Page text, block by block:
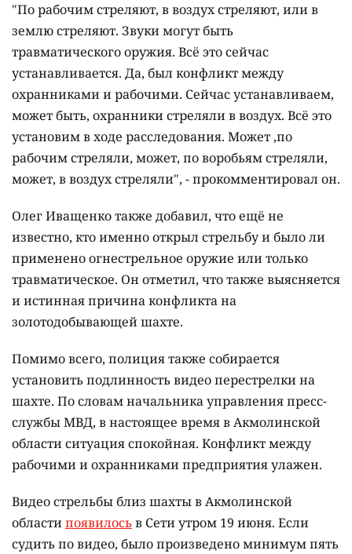
"По рабочим стреляют, в воздух стреляют, или в
землю стреляют. Звуки могут быть
травматического оружия. Всё это сейчас
устанавливается. Да, был конфликт между
охранниками и рабочими. Сейчас устанавливаем,
может быть, охранники стреляли в воздух. Всё это
установим в ходе расследования. Может ,по
рабочим стреляли, может, по воробьям стреляли,
может, в воздух стреляли", - прокомментировал он.
Олег Иващенко также добавил, что ещё не
известно, кто именно открыл стрельбу и было ли
применено огнестрельное оружие или только
травматическое. Он отметил, что также выясняется
и истинная причина конфликта на
золотодобывающей шахте.
Помимо всего, полиция также собирается
установить подлинность видео перестрелки на
шахте. По словам начальника управления пресс-
службы МВД, в настоящее время в Акмолинской
области ситуация спокойная. Конфликт между
рабочими и охранниками предприятия улажен.
Видео стрельбы близ шахты в Акмолинской
областипоявилосьв Сети утром 19 июня. Если
судить по видео, было произведено минимум пять